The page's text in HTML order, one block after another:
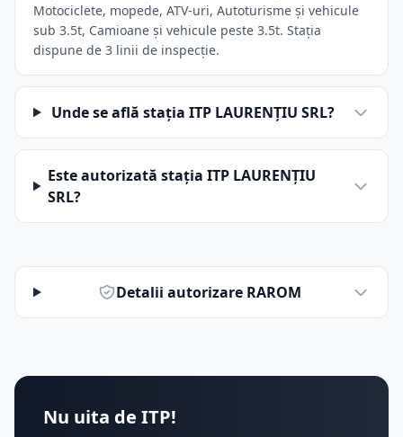
Motociclete, mopede, ATV-uri, Autoturisme și vehicule
sub 3.5t, Camioane și vehicule peste 3.5t. Stația
dispune de 3 linii de inspecție.
Unde se află stația ITP LAURENŢIU SRL?
Este autorizată stația ITP LAURENŢIU
SRL?
Detalii autorizare RAROM
Nu uita de ITP!